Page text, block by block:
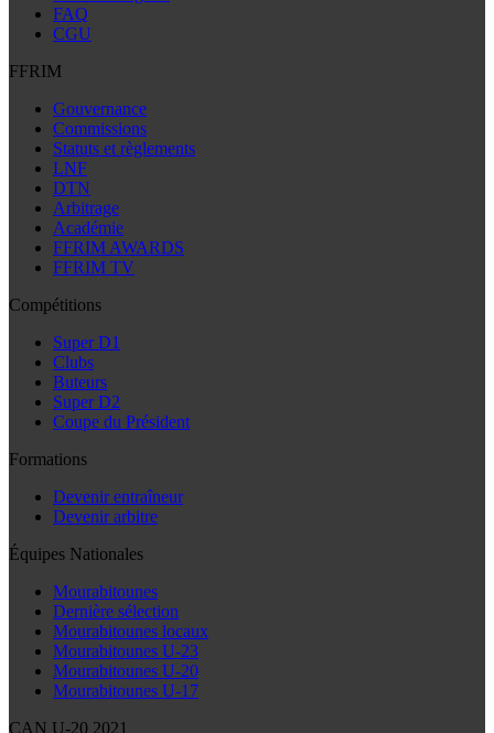
FAQ
CGU
FFRIM
Gouvernance
Commissions
Statuts et règlements
LNF
DTN
Arbitrage
Académie
FFRIM AWARDS
FFRIM TV
Compétitions
Super D1
Clubs
Buteurs
Super D2
Coupe du Président
Formations
Devenir entraîneur
Devenir arbitre
Équipes Nationales
Mourabitounes
Dernière sélection
Mourabitounes locaux
Mourabitounes U-23
Mourabitounes U-20
Mourabitounes U-17
CAN U-20 2021